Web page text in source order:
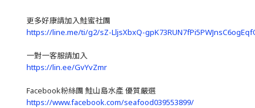
更多好康請加入鮭蜜社團
https://line.me/ti/g2/sZ-LljsXbxQ-
一對一客服請加入
https://lin.ee/GvYvZmr
Facebook粉絲團 鮭山島水產 優質嚴選
https://www.facebook.com/seafood039553899/